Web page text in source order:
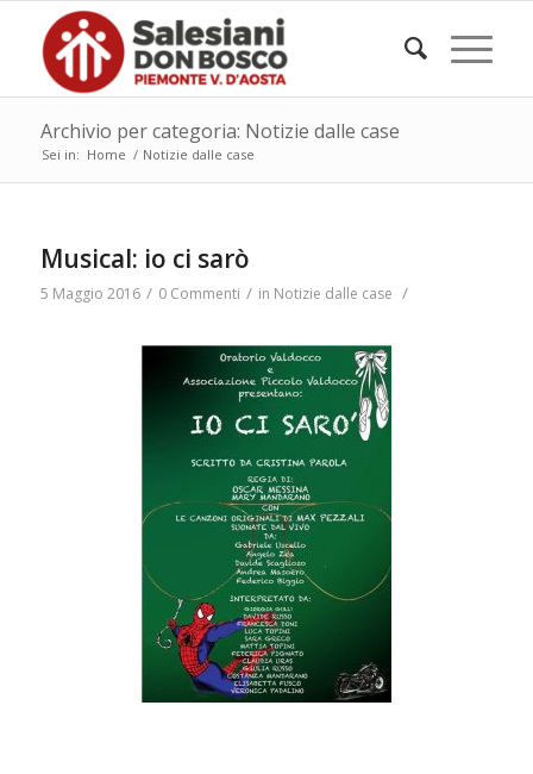
Archivio per categoria: Notizie dalle case
Sei in: Home / Notizie dalle case
Musical: io ci sarò
5 Maggio 2016 / 0 Commenti / in Notizie dalle case /